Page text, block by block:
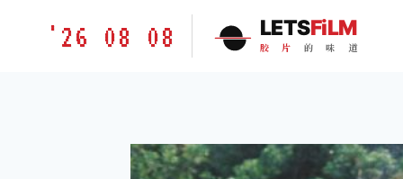
胶'26 08 08 LETSFiLM
胶 片 的 味 道